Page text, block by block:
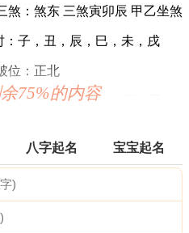
煞：煞东 三煞寅卯辰 甲乙坐煞
子，丑，辰，巳，未，戌
位：正北
黑道日”。古籍云：天讼星，
宿：西方觜宿觜火猴(凶)
籍观点，寓意大凶之日。此
至下午三时为吉。
，是中国传统历法中的一种注
75%的内容
八字起名 宝宝起名